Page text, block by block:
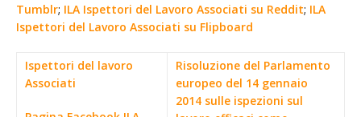
Tumblr; ILA Ispettori del Lavoro Associati su Reddit; ILA
Ispettori del Lavoro Associati su Flipboard
Ispettori del lavoro
Associati
Risoluzione del Parlamento
europeo del 14 gennaio
2014 sulle ispezioni sul